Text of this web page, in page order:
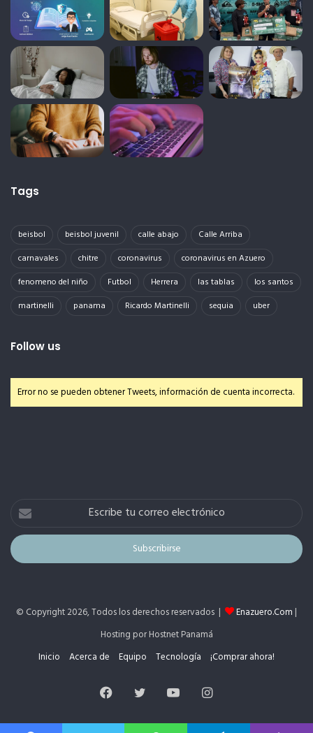
Tags
beisbol beisbol juvenil calle abajo
Calle Arriba
carnavales
chitre coronavirus
coronavirus en Azuero
fenomeno del niño
Futbol Herrera las tablas
los santos
martinelli
panama Ricardo Martinelli sequia uber
Follow us
Error no se pueden obtener Tweets, información de cuenta incorrecta.
Escribe
correo
electrónico
© Copyright 2026, Todos los derechos reservados | Enazuero.Com |
Hosting por Hostnet Panamá
Inicio
Acerca de Equipo Tecnología ¡Comprar ahora!
FacebookTwitterYouTubeInstagram